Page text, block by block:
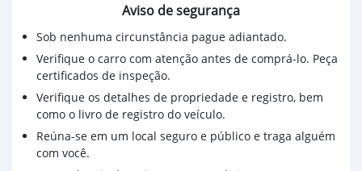
Transmission Manual
Year/month 2020
Aviso de segurança
Sob nenhuma circunstância pague adiantado.
Verifique o carro com atenção antes de comprá-lo. Peça
certificados de inspeção.
Verifique os detalhes de propriedade e registro, bem
como o livro de registro do veículo.
Reúna-se em um local seguro e público e traga alguém
com você.